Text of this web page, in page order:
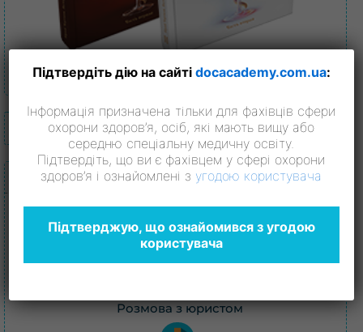
@ Підписатись на новини
Колонки
Відверта розмова з Юрієм Чертковим
Розмова з юристом
Підтвердіть дію на сайті docacademy.com.ua:
Інформація призначена тільки для фахівців сфери
охорони здоров’я, осіб, які мають вищу або
середню спеціальну медичну освіту.
Підтвердіть, що ви є фахівцем у сфері охорони
здоров’я і ознайомлені з угодою користувача
Підтверджую, що ознайомився з угодою
користувача